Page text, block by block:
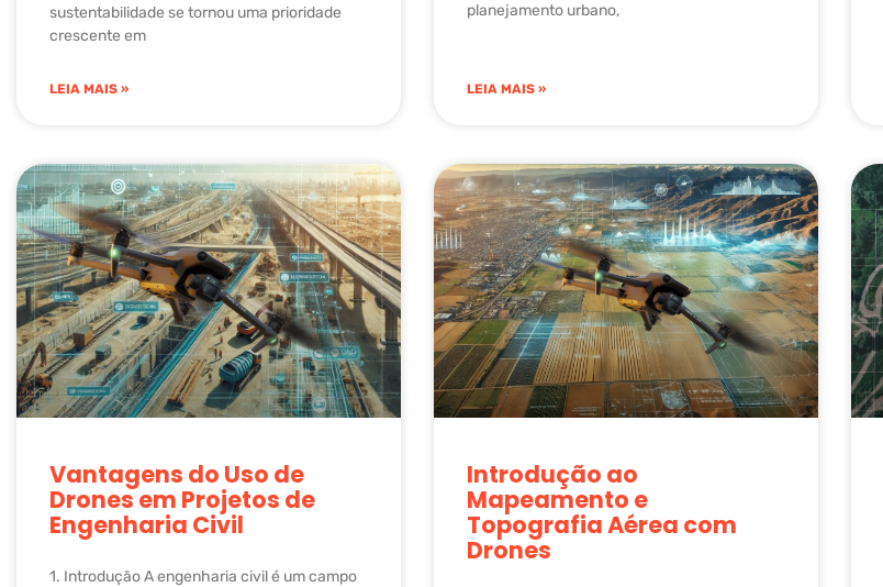
sustentabilidade se tornou uma prioridade
crescente em
LEIA MAIS »
planejamento urbano,
LEIA MAIS »
Vantagens do Uso de
Drones em Projetos de
Engenharia Civil
1. Introdução A engenharia civil é um campo
Introdução ao
Mapeamento e
Topografia Aérea com
Drones